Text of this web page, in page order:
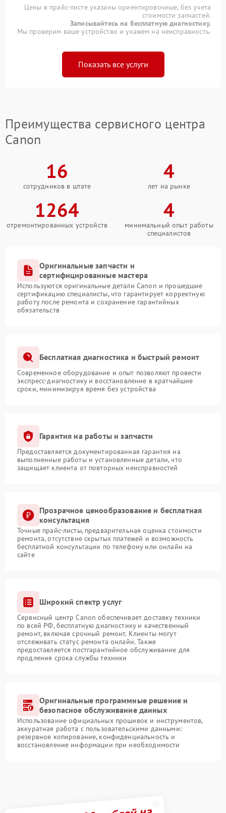
Цены в прайс-листе указаны ориентировочные, без учета
стоимости запчастей.
Записывайтесь на бесплатную диагностику.
Мы проверим ваше устройство и укажем на неисправность.
Показать все услуги
Преимущества сервисного центра
Canon
16
сотрудников в штате
4
лет на рынке
1264
отремонтированных устройств
4
минимальный опыт работы
специалистов
Оригинальные запчасти и
сертифицированные мастера
Используются оригинальные детали Canon и прошедшие
сертификацию специалисты, что гарантирует корректную
работу после ремонта и сохранение гарантийных
обязательств
Бесплатная диагностика и быстрый ремонт
Современное оборудование и опыт позволяют провести
экспресс-диагностику и восстановление в кратчайшие
сроки, минимизируя время без устройства
Гарантия на работы и запчасти
Предоставляется документированная гарантия на
выполненные работы и установленные детали, что
защищает клиента от повторных неисправностей
Прозрачное ценообразование и бесплатная
консультация
Точные прайс-листы, предварительная оценка стоимости
ремонта, отсутствие скрытых платежей и возможность
бесплатной консультации по телефону или онлайн на
сайте
Широкий спектр услуг
Сервисный центр Canon обеспечивает доставку техники
по всей РФ, бесплатную диагностику и качественный
ремонт, включая срочный ремонт. Клиенты могут
отслеживать статус ремонта онлайн. Также
предоставляется постгарантийное обслуживание для
продления срока службы техники
Оригинальные программные решение и
безопасное обслуживание данных
Использование официальных прошивок и инструментов,
аккуратная работа с пользовательскими данными:
резервное копирование, конфиденциальность и
восстановление информации при необходимости